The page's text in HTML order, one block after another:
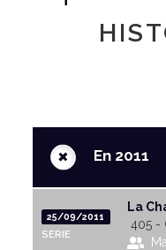
+ En 2011
25/09/2011
SERIE
La
405 -